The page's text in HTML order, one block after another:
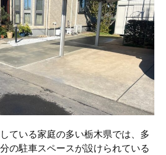
ている家庭の多い栃木県では、多
の駐車スペースが設けられている